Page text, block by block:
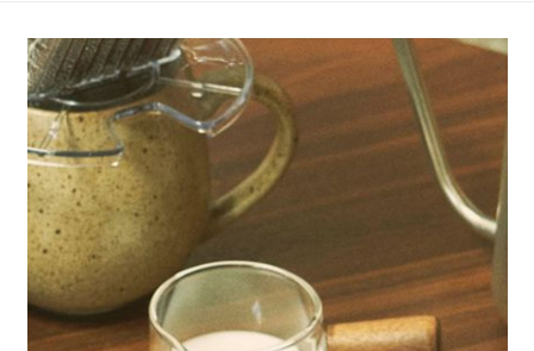
【繳款方式說明】
1.分期款項不併入電信帳單，「大哥付你分期」於每月結算日後寄送繳費提
醒簡訊。
2.透過簡訊連結打開帳單後，可選擇「超商條碼／台灣大直營門市／銀行轉
帳／街口支付／iPASS MONEY」等通路繳費。
【注意事項】
1.本服務係由「台灣大哥大股份有限公司」（以下簡稱本公司）所提供，讓
用戶於交易時，得透過本服務購買商品或服務，並由商店將買賣／分期付款
買賣價金債權讓與本公司後，依約使用本公司帳單繳交帳款。
2.基於同意付款使用「大哥付你分期」之契約關係目的，商店將以您的個人
資料（包含姓名、電話或地址）提供予台灣大哥大進項蒐集、處理及利用，
由本公司與您本人進行分期帳單所需資料之確認、核對及更正。
3.完整用戶服務條款，請詳閱以下連結： https://oppay.tw/userRule
３．安心：先確認商品／服務後，再付款。
【「AFTEE先享後付」結帳流程】
１．於結帳方式選擇「AFTEE先享後付」後，將跳轉至「AFTEE先享後付」
結帳頁面，進行簡訊認證並確認金額後，即可完成結帳。
２．訂單成立數日內，您將收到繳費通知簡訊。
３．收到繳費通知簡訊後14天內，點擊此簡訊中的連結，可透過四大超商／
ATM／網路銀行／等多元方式進行付款，方視為交易完成。
※ 請注意：結帳手續完成當下不需立刻繳費，但若您需要取消訂單，請聯絡
購買商品的店家。未經商家同意取消之訂單仍視為有效，需透過AFTEE先享
後付繳納相關費用。
※ 交易是否成功請以「AFTEE先享後付 」之結帳頁面顯示為準，若有關於
是否繳費成功／繳費後需取消欲退款等相關疑問，請聯繫「AFTEE先享後付
客戶支援中心」
https://netprotections.freshdesk.com/support/home
每筆NT$80，滿NT$888(含以上)免運費
付款後 全家取貨
每筆NT$80，滿NT$888(含以上)免運費
7-11 取貨付款
每筆NT$80，滿NT$1,500(含以上)免運費
付款後 7-11取貨
每筆NT$80，滿NT$1,500(含以上)免運費
宅配
每筆NT$80，滿NT$1,500(含以上)免運費